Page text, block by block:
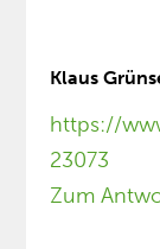
Klaus
https://
23073
Zum